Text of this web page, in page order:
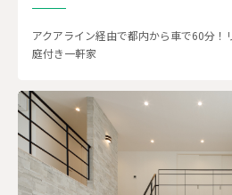
アクアライン経由で都内から車で60分！
庭付き一軒家